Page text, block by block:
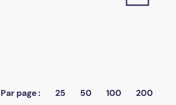
Par page : 25 50 100 200